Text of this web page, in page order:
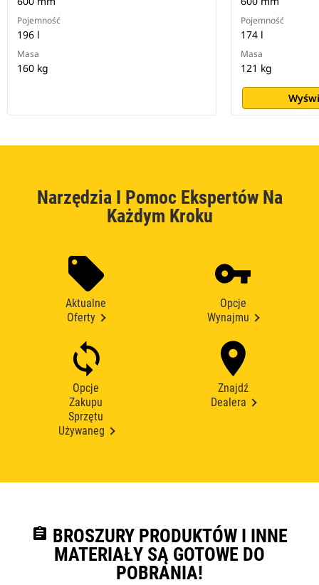
Pojemność
196 l
Masa
160 kg
Pojemność
174 l
Masa
121 kg
Narzędzia I Pomoc Ekspertów Na
Każdym Kroku
Aktualne
Oferty
Opcje
Wynajmu
Opcje
Zakupu
Sprzętu
Używaneg
Znajdź
Dealera
assignment BROSZURY PRODUKTÓW I INNE
MATERIAŁY SĄ GOTOWE DO
POBRANIA!